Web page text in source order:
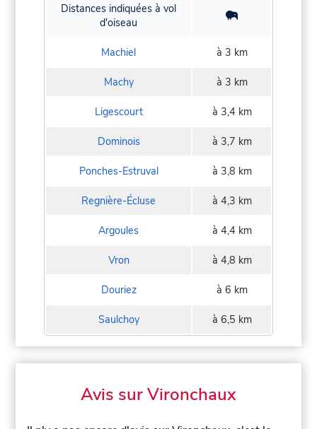
Distances indiquées à vol
d'oiseau
Machiel à 3 km
Machy à 3 km
Ligescourt à 3,4 km
Dominois à 3,7 km
Ponches-Estruval à 3,8 km
Regnière-Écluse à 4,3 km
Argoules à 4,4 km
Vron à 4,8 km
Douriez à 6 km
Saulchoy à 6,5 km
Avis sur Vironchaux